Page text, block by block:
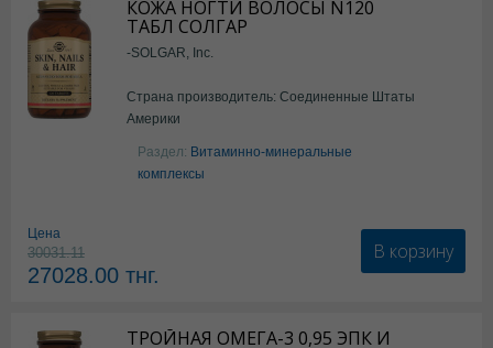
КОЖА НОГТИ ВОЛОСЫ N120
ТАБЛ СОЛГАР
-SOLGAR, Inc.
Страна производитель: Соединенные Штаты
Америки
Раздел: Витаминно-минеральные
комплексы
Цена
30031.11
27028.00 тнг.
В корзину
ТРОЙНАЯ ОМЕГА-3 0,95 ЭПК И